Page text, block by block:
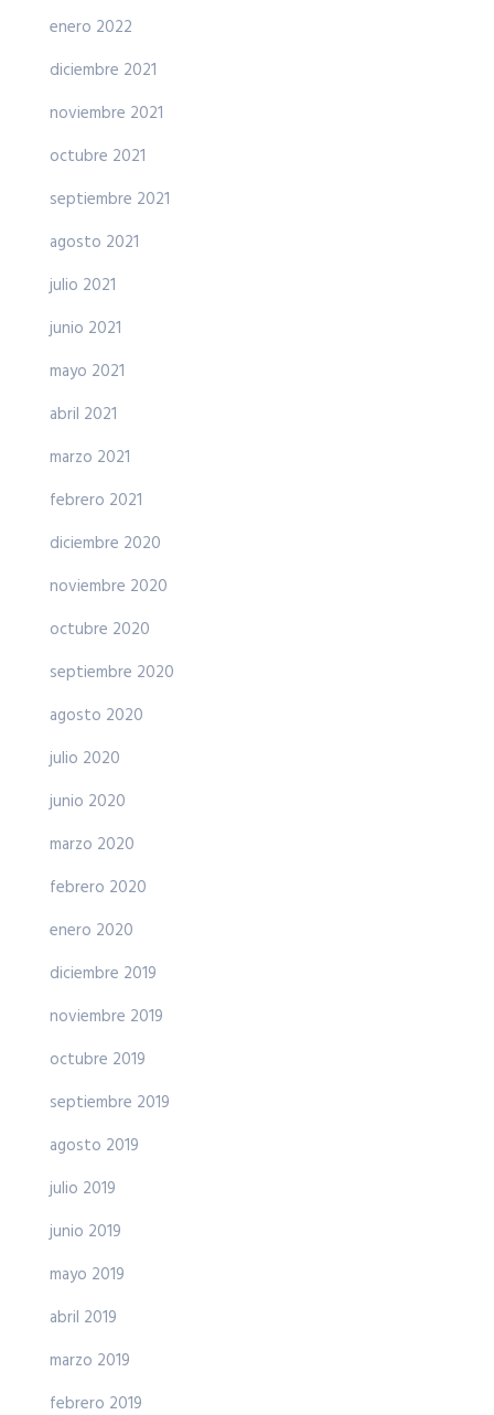
enero 2022
diciembre 2021
noviembre 2021
octubre 2021
septiembre 2021
agosto 2021
julio 2021
junio 2021
mayo 2021
abril 2021
marzo 2021
febrero 2021
diciembre 2020
noviembre 2020
octubre 2020
septiembre 2020
agosto 2020
julio 2020
junio 2020
marzo 2020
febrero 2020
enero 2020
diciembre 2019
noviembre 2019
octubre 2019
septiembre 2019
agosto 2019
julio 2019
junio 2019
mayo 2019
abril 2019
marzo 2019
febrero 2019